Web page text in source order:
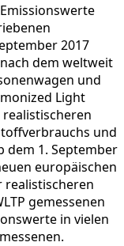
2017
dem weltweit
und
Light
realistischeren
und
dem 1. September
europäischen
realistischeren
gemessenen
in vielen